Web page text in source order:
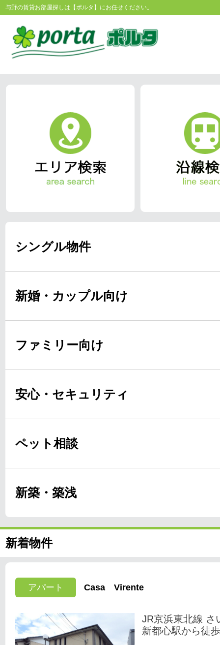
与野の賃貸お部屋探しは【ポルタ】にお任せください。
シングル物件
新婚・カップル向け
ファミリー向け
安心・セキュリティ
ペット相談
新築・築浅
新着物件
アパート Casa Virente
JR京浜東北線 さ
新都心駅から徒